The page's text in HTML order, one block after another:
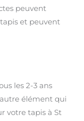
peuvent
et peuvent
les 2-3 ans
élément qui
votre tapis à St